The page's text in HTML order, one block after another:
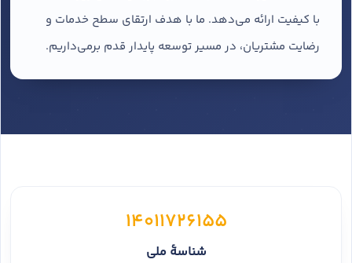
با کیفیت ارائه می‌دهد. ما با هدف ارتقای سطح خدمات و
رضایت مشتریان، در مسیر توسعه پایدار قدم برمی‌داریم.
14011726155
شناسهٔ ملی